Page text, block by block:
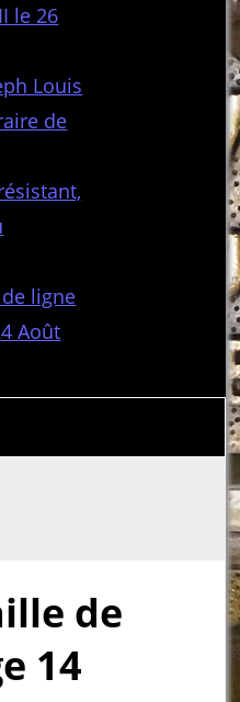
le 26
Louis
de
de ligne
Août
de
14